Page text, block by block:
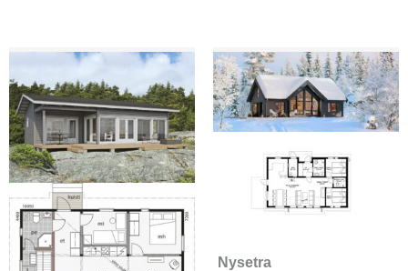
Nysetra